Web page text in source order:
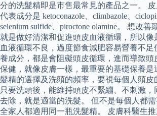
分的洗髮精即是市售最常見的產品之一。
代表成分是 ketoconazole、climbazole、
selenium sulfide、piroctone olamine。 想改
就是做好清潔和促進頭皮血液循環，所以
血液循環不良，過度節食減肥容易營養不
養成分，都是會阻礙頭皮循環，進而導致頭
保健，就像皮膚一樣，最重要的基礎保養是
髮精的選擇及洗頭的頻率，要視每個人頭皮
只要洗頭後，能維持頭皮不緊繃、不刺激
去除，就是適當的洗髮。 但不是每個人都
全家人都適用同一瓶洗髮精。 皮膚科醫生推